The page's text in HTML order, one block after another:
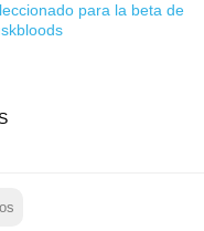
para la beta de